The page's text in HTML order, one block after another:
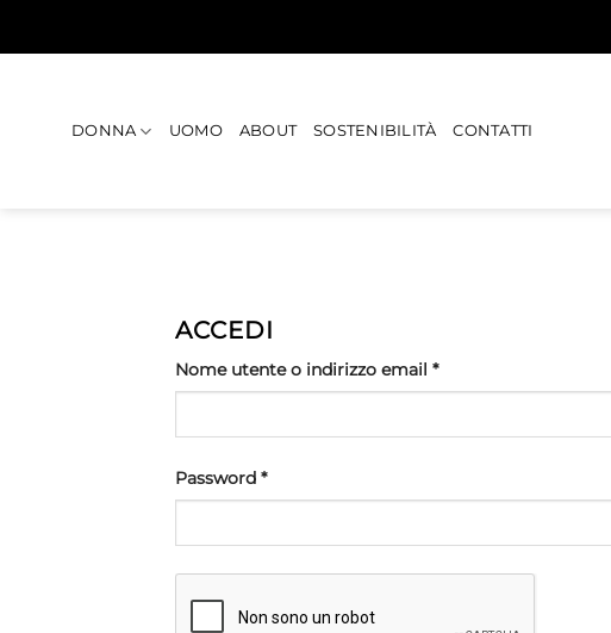
DONNA UOMO ABOUT SOSTENIBILITÀ CONTATTI
ACCEDI
Nome utente o indirizzo email *Richiesto
Password *Richiesto